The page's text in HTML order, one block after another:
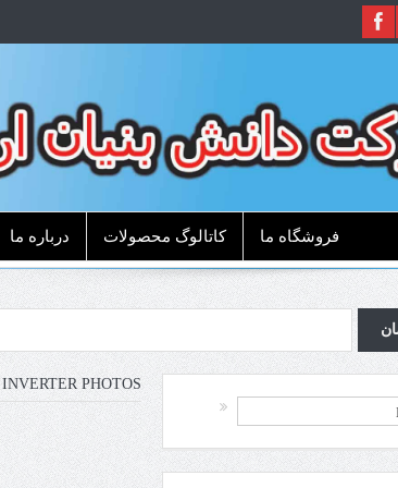
درباره ما کاتالوگ محصولات فروشگاه ما
INVERTER PHOTOS